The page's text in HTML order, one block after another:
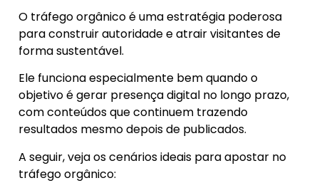
O tráfego orgânico é uma estratégia poderosa
para construir autoridade e atrair visitantes de
forma sustentável.
Ele funciona especialmente bem quando o
objetivo é gerar presença digital no longo prazo,
com conteúdos que continuem trazendo
resultados mesmo depois de publicados.
A seguir, veja os cenários ideais para apostar no
tráfego orgânico: